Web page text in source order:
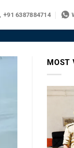
+91 6387884714
MOST